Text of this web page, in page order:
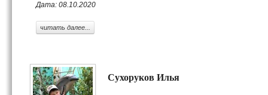
Дата: 08.10.2020
читать далее...
Сухоруков Илья